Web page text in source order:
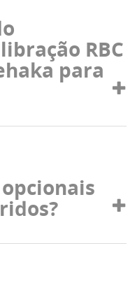
RBC
para